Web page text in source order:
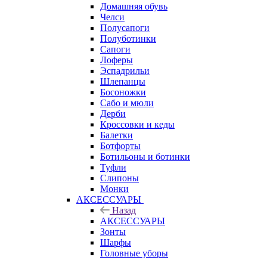
Домашняя обувь
Челси
Полусапоги
Полуботинки
Сапоги
Лоферы
Эспадрильи
Шлепанцы
Босоножки
Сабо и мюли
Дерби
Кроссовки и кеды
Балетки
Ботфорты
Ботильоны и ботинки
Туфли
Слипоны
Монки
АКСЕССУАРЫ
Назад
АКСЕССУАРЫ
Зонты
Шарфы
Головные уборы